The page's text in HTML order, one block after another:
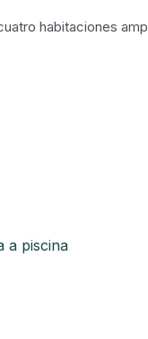
habitaciones
a piscina